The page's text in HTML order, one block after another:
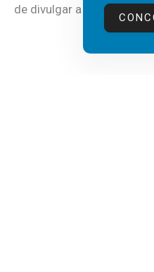
de divulgar a mais recente...